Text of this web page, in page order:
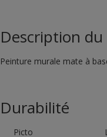
Description
Peinture murale mate à
Durabilité
Picto